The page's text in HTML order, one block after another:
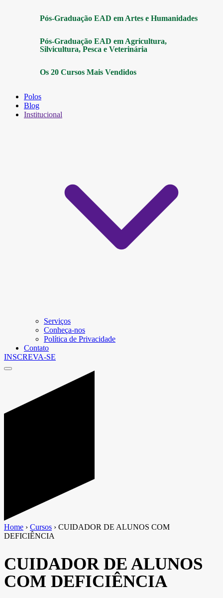
Pós-Graduação EAD em Artes e Humanidades
Pós-Graduação EAD em Agricultura,
Silvicultura, Pesca e Veterinária
Os 20 Cursos Mais Vendidos
Polos
Blog
Institucional
Serviços
Conheça-nos
Política de Privacidade
Contato
INSCREVA-SE
Home › Cursos › CUIDADOR DE ALUNOS COM
DEFICIÊNCIA
CUIDADOR DE ALUNOS
COM DEFICIÊNCIA